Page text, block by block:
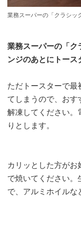
業務スーパーの「クラシッ
業務スーパーの「ク
ンジのあとにトース
ただトースターで
てしまうので、お
解凍してください。
りとします。
カリッとした方が
で焼いてください
で、アルミホイルな